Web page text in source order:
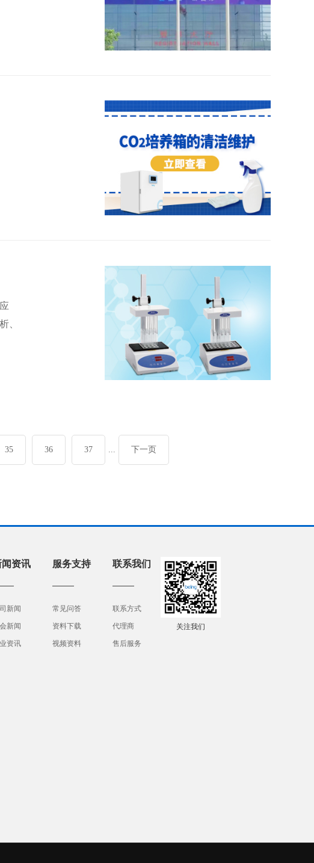
、
35 36 37 ... 下一页
闻资讯
新闻
新闻
资讯
服务支持
常见问答
资料下载
视频资料
联系我们
联系方式
代理商
售后服务
关注我们